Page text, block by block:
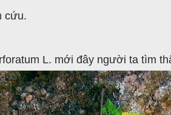
cứu.
L. mới đây người ta tìm